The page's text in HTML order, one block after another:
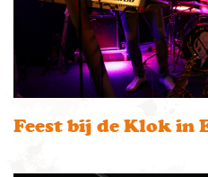
Feest bij de Klok in